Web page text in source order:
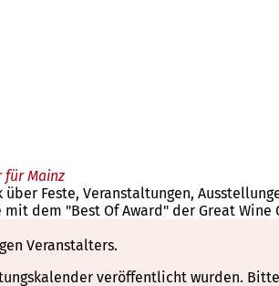
für Mainz
Feste, Veranstaltungen,
dem "Best Of Award" der Great Wine
Veranstalters.
veröffentlicht wurden.